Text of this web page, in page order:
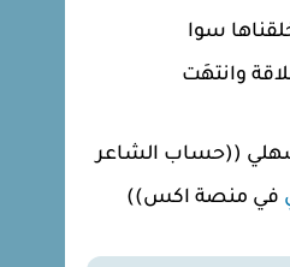
سوا
وانتهَت
((حساب الشاعر
في منصة اكس))